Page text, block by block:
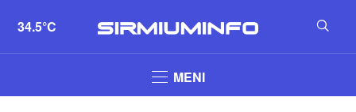
34.5°C
MENI